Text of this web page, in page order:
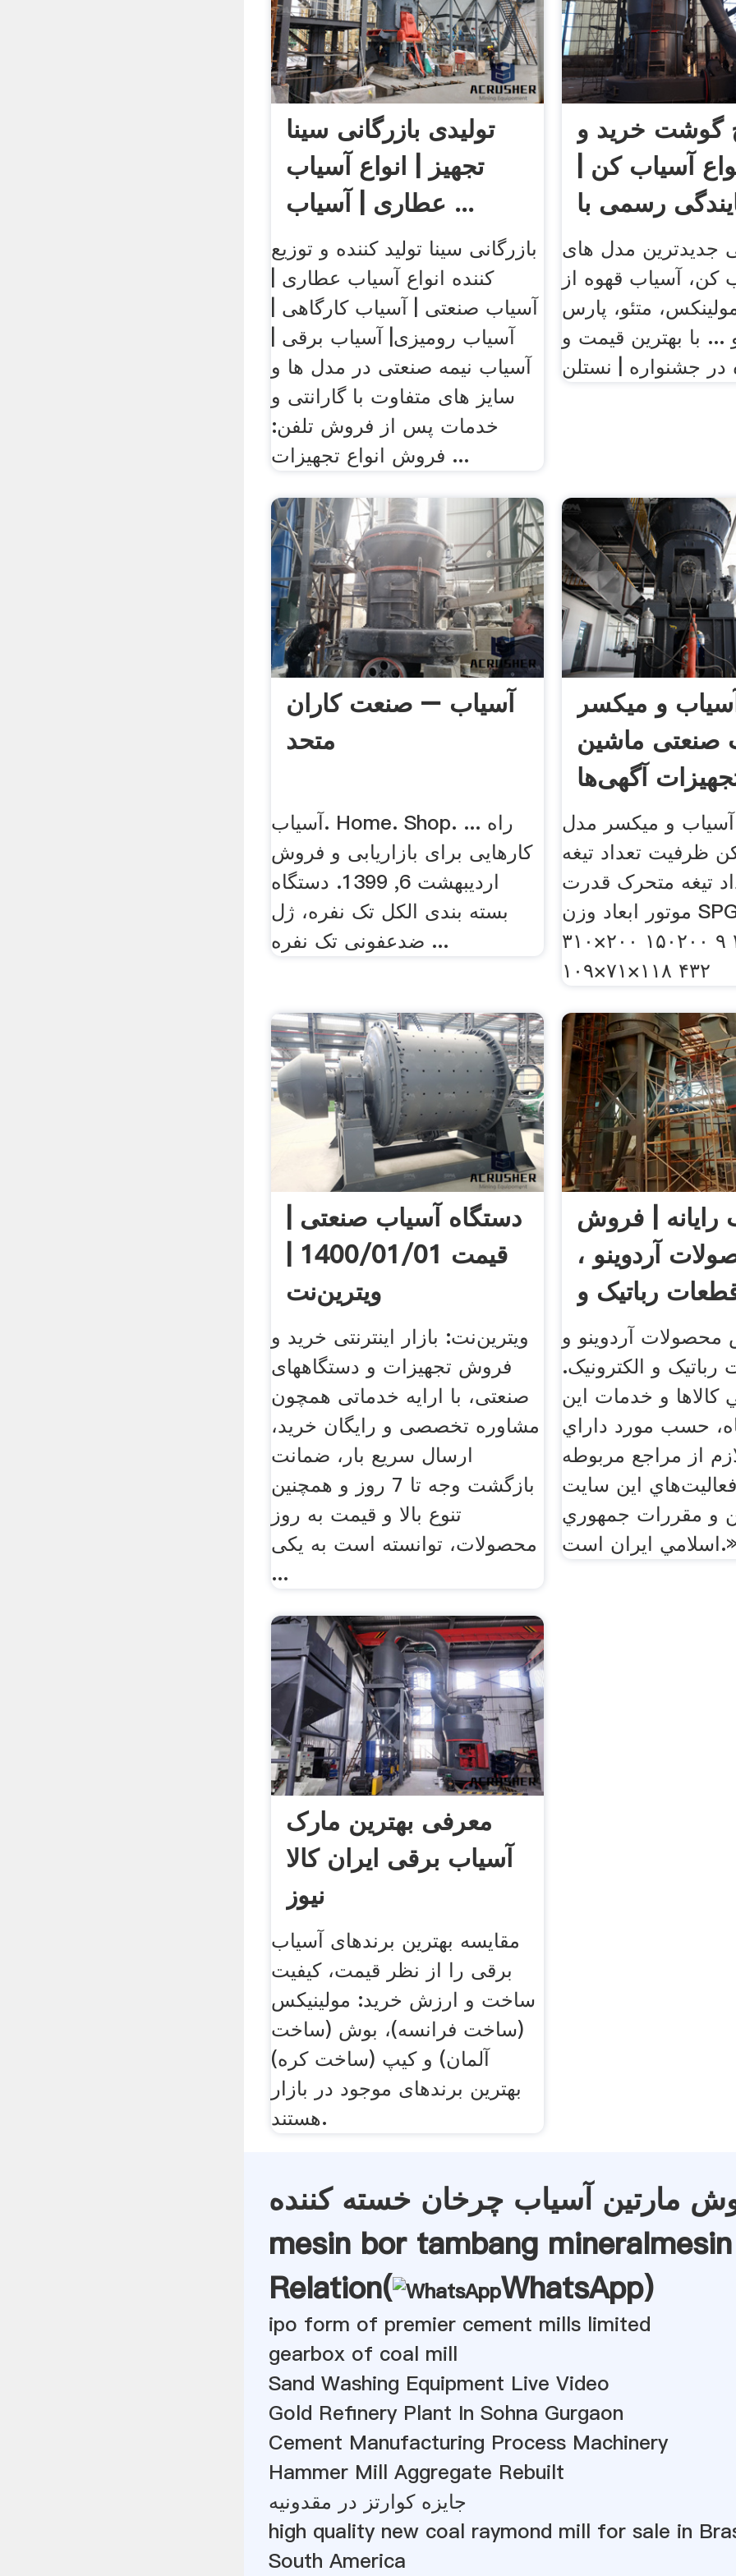
تولیدی بازرگانی سینا
تجهیز | انواع آسیاب
عطاری | آسیاب ...
بازرگانی سینا تولید کننده و توزیع
کننده انواع آسیاب عطاری |
آسیاب صنعتی | آسیاب کارگاهی |
آسیاب رومیزی| آسیاب برقی |
آسیاب نیمه صنعتی در مدل ها و
سایز های متفاوت با گارانتی و
خدمات پس از فروش تلفن:
فروش انواع تجهیزات ...
گوشت خرید و
آسیاب کن |
جدیدترین مدل های
کن، آسیاب قهوه از
متئو، پارس
با بهترین قیمت و
در جشنواره | نستلن
آسیاب – صنعت کاران
متحد
آسیاب. Home. Shop. ... راه
کارهایی برای بازاریابی و فروش
اردیبهشت 6, 1399. دستگاه
بسته بندی الکل تک نفره، ژل
ضدعفونی تک نفره ...
و میکسر
صنعتی ماشین
آگهی‌ها
و میکسر مدل
ظرفیت تعداد تیغه
تیغه متحرک قدرت
موتور ابعاد وزن SPGP۳۰۰
۱۵۰۲۰۰ ۹ ۲ ۵/۵
۱۰۹×۷۱×۱۱۸ ۴۳۲
دستگاه آسیاب صنعتی |
ویترین‌نت
ویترین‌نت: بازار اینترنتی خرید و
فروش تجهیزات و دستگاههای
صنعتی، با ارایه خدماتی همچون
مشاوره تخصصی و رایگان خرید،
ارسال سریع بار، ضمانت
بازگشت وجه تا 7 روز و همچنین
تنوع بالا و قیمت به روز
محصولات، توانسته است به یکی
...
رایانه | فروش
آردوینو ،
رباتیک و
الکترونیک
آردوینو و
و الکترونیک.
كالاها و خدمات اين
حسب مورد داراي
از مراجع مربوطه
اين سايت
و مقررات جمهوري
است.»
معرفی بهترین مارک
آسیاب برقی ایران کالا
نیوز
مقایسه بهترین برندهای آسیاب
برقی را از نظر قیمت، کیفیت
ساخت و ارزش خرید: ️مولینیکس
(ساخت فرانسه)، ️بوش (ساخت
آلمان) و ️کیپ (ساخت کره)
بهترین برندهای موجود در بازار
هستند.
مارتین آسیاب چرخان خسته کننده
mesin bor tambang mineralmesin
Relation(
WhatsApp)
ipo form of premier cement mills limited
gearbox of coal mill
Sand Washing Equipment Live Video
Gold Refinery Plant In Sohna Gurgaon
Cement Manufacturing Process Machinery
Hammer Mill Aggregate Rebuilt
جایزه کوارتز در مقدونیه
high quality new coal raymond mill for sale in
South America